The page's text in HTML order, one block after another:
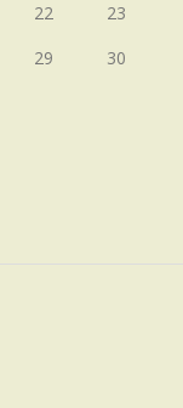
22
23
29
30